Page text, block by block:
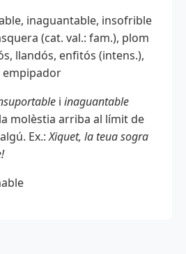
inaguantable, insofrible
(cat. val.: fam.), plom
llandós, enfitós (intens.),
empipador
i inaguantable
molèstia arriba al límit de
Ex.:Xiquet, la teua sogra